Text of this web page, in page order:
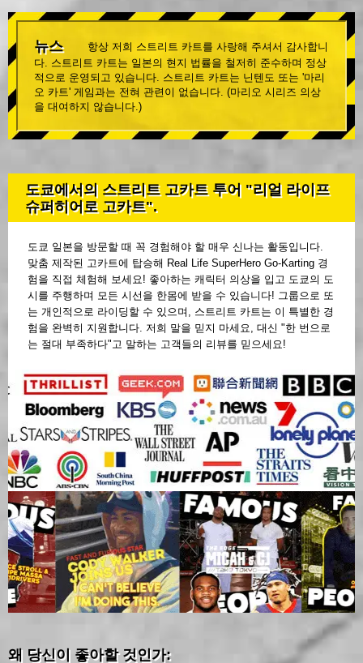
뉴스
항상 저희 스트리트 카트를 사랑해 주셔서 감사합니
다. 스트리트 카트는 일본의 현지 법률을 철저히 준수하며 정상
적으로 운영되고 있습니다. 스트리트 카트는 닌텐도 또는 '마리
오 카트' 게임과는 전혀 관련이 없습니다. (마리오 시리즈 의상
을 대여하지 않습니다.)
도쿄에서의 스트리트 고카트 투어 "리얼 라이프
슈퍼히어로 고카트".
도쿄 일본을 방문할 때 꼭 경험해야 할 매우 신나는 활동입니다.
맞춤 제작된 고카트에 탑승해 Real Life SuperHero Go-Karting 경
험을 직접 체험해 보세요! 좋아하는 캐릭터 의상을 입고 도쿄의 도
시를 주행하며 모든 시선을 한몸에 받을 수 있습니다! 그룹으로 또
는 개인적으로 라이딩할 수 있으며, 스트리트 카트는 이 특별한 경
험을 완벽히 지원합니다. 저희 말을 믿지 마세요, 대신 "한 번으로
는 절대 부족하다"고 말하는 고객들의 리뷰를 믿으세요!
왜 당신이 좋아할 것인가: